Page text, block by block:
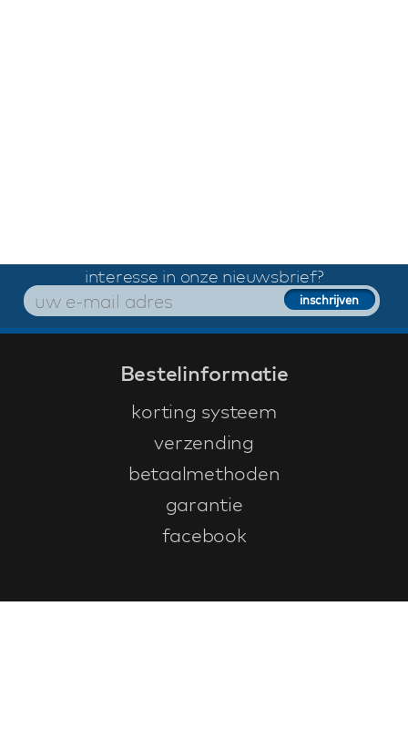
interesse in onze nieuwsbrief?
Bestelinformatie
korting systeem
verzending
betaalmethoden
garantie
facebook
Klantenservice